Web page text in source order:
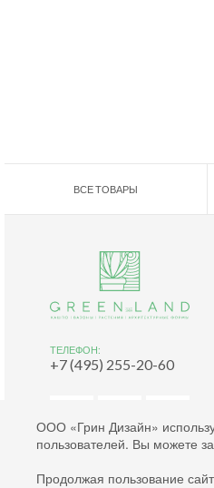
ВСЕ ТОВАРЫ
ТЕЛЕФОН:
+7 (495) 255-20-60
Согласие на обработку
ООО «Грин Дизайн»
пользователей. Вы можете
Продолжая пользование